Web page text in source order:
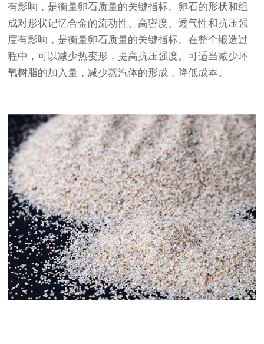
有影响，是衡量卵石质量的关键指标。卵石的形状和组
成对形状记忆合金的流动性、高密度、透气性和抗压强
度有影响，是衡量卵石质量的关键指标。在整个锻造过
程中，可以减少热变形，提高抗压强度。可适当减少环
氧树脂的加入量，减少蒸汽体的形成，降低成本。